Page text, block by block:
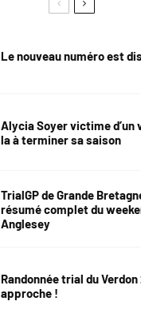
Le nouveau numéro est
Alycia Soyer victime d’un
la à terminer sa saison
TrialGP de Grande
résumé complet du
Anglesey
Randonnée trial du
approche !